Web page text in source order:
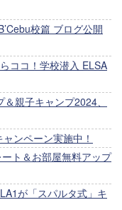
校篇 ブログ公開
ココ！学校潜入 ELSA
親子キャンプ2024、
ンペーン実施中！
ート＆お部屋無料アップ
が「スパルタ式」キ